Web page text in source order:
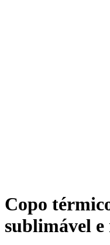
Copo
sublimável